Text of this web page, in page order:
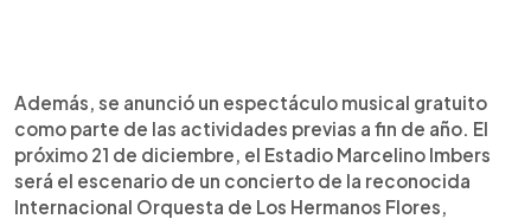
Además, se anunció un espectáculo musical gratuito
como parte de las actividades previas a fin de año. El
próximo 21 de diciembre, el Estadio Marcelino Imbers
será el escenario de un concierto de la reconocida
Internacional Orquesta de Los Hermanos Flores,